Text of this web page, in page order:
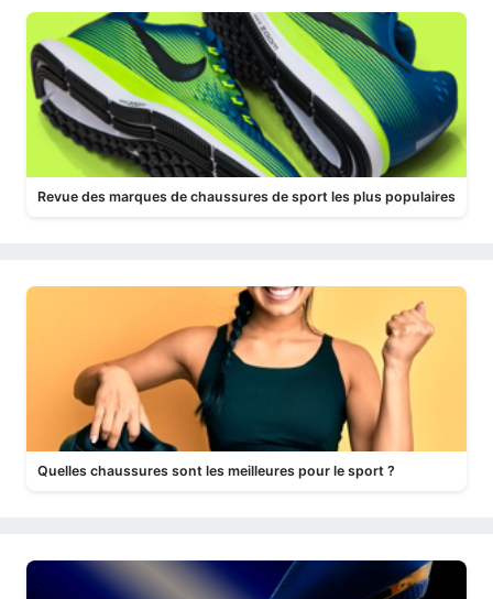
Revue des marques de chaussures de sport les plus populaires
Quelles chaussures sont les meilleures pour le sport ?